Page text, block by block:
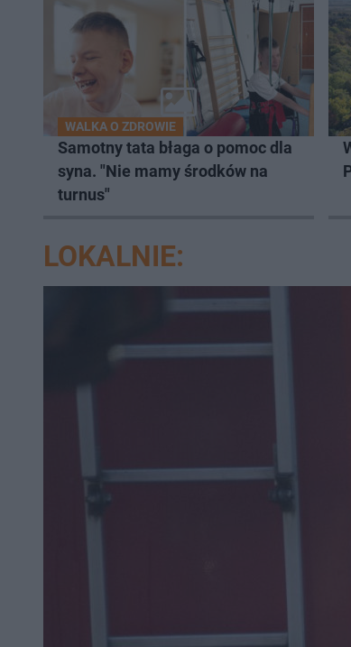
WALKA O ZDROWIE
Samotny tata błaga o pomoc dla
syna. "Nie mamy środków na
turnus"
LOKALNIE: